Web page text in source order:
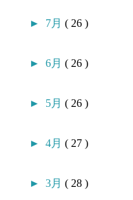
► 7月( 26 )
►6月( 26 )
► 5月( 26 )
►4月( 27 )
►3月( 28 )